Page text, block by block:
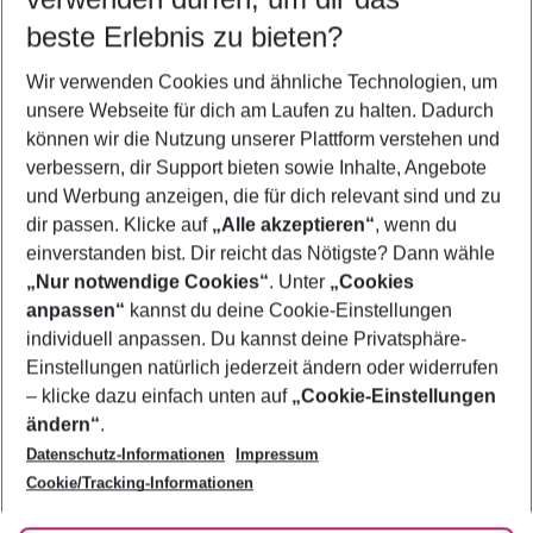
5-8 Nächte
2 Erwachsene Keine Kinder
Mehr Filter anzeigen
Footer
Footer navigation
Über uns
AGB
Bestpreisgarantie
Cookie-Einstellungen ändern
Cookie-Richtlinie
Agenturbetreuung
Barrierefreies Reisen
Folge uns
beste Erlebnis zu bieten?
Wir verwenden Cookies und ähnliche Technologien, um
unsere Webseite für dich am Laufen zu halten. Dadurch
können wir die Nutzung unserer Plattform verstehen und
verbessern, dir Support bieten sowie Inhalte, Angebote
und Werbung anzeigen, die für dich relevant sind und zu
dir passen. Klicke auf „Alle akzeptieren“, wenn du
einverstanden bist. Dir reicht das Nötigste? Dann wähle
„Nur notwendige Cookies“. Unter „Cookies
anpassen“ kannst du deine Cookie-Einstellungen
individuell anpassen. Du kannst deine Privatsphäre-
Einstellungen natürlich jederzeit ändern oder widerrufen
– klicke dazu einfach unten auf „Cookie-Einstellungen
ändern“.
Datenschutz-Informationen
Impressum
Cookie/Tracking-Informationen